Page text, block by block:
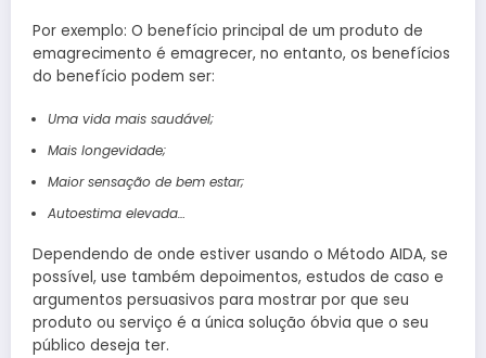
Por exemplo: O benefício principal de um produto de
emagrecimento é emagrecer, no entanto, os benefícios
do benefício podem ser:
Uma vida mais saudável;
Mais longevidade;
Maior sensação de bem estar;
Autoestima elevada…
Dependendo de onde estiver usando o Método AIDA, se
possível, use também depoimentos, estudos de caso e
argumentos persuasivos para mostrar por que seu
produto ou serviço é a única solução óbvia que o seu
público deseja ter.